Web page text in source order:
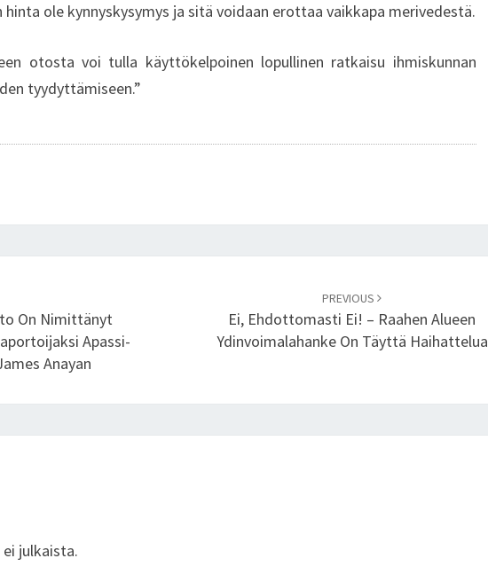
I
E
I
T
hinta ole kynnyskysymys ja sitä voidaan erottaa vaikkapa merivedestä.
otosta voi tulla käyttökelpoinen lopullinen ratkaisu ihmiskunnan
tyydyttämiseen.”
On Nimittänyt
Apassi-
Anayan
PREVIOUS
Ei, Ehdottomasti Ei! – Raahen Alueen
Ydinvoimalahanke On Täyttä Haihattelua
julkaista.